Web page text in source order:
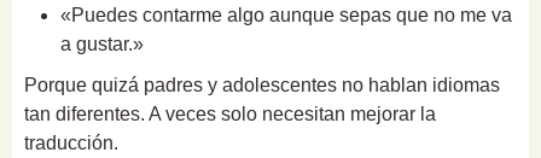
«Puedes contarme algo aunque sepas que no me va
a gustar.»
Porque quizá padres y adolescentes no hablan idiomas
tan diferentes. A veces solo necesitan mejorar la
traducción.